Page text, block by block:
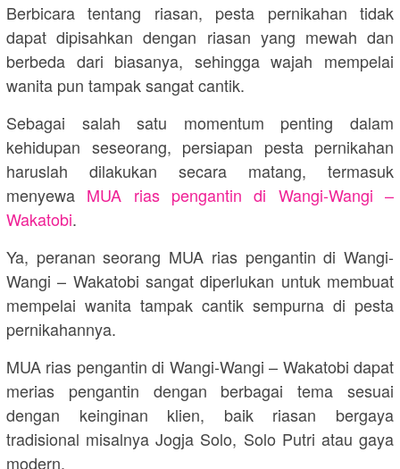
Berbicara tentang riasan, pesta pernikahan tidak
dapat dipisahkan dengan riasan yang mewah dan
berbeda dari biasanya, sehingga wajah mempelai
wanita pun tampak sangat cantik.
Sebagai salah satu momentum penting dalam
kehidupan seseorang, persiapan pesta pernikahan
haruslah dilakukan secara matang, termasuk
menyewa MUA rias pengantin di Wangi-Wangi –
Wakatobi.
Ya, peranan seorang MUA rias pengantin di Wangi-
Wangi – Wakatobi sangat diperlukan untuk membuat
mempelai wanita tampak cantik sempurna di pesta
pernikahannya.
MUA rias pengantin di Wangi-Wangi – Wakatobi dapat
merias pengantin dengan berbagai tema sesuai
dengan keinginan klien, baik riasan bergaya
tradisional misalnya Jogja Solo, Solo Putri atau gaya
modern.